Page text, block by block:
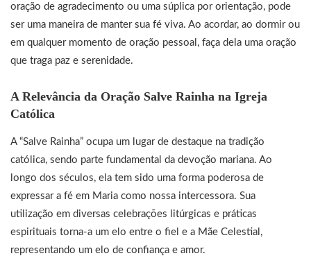
oração de agradecimento ou uma súplica por orientação, pode
ser uma maneira de manter sua fé viva. Ao acordar, ao dormir ou
em qualquer momento de oração pessoal, faça dela uma oração
que traga paz e serenidade.
A Relevância da Oração Salve Rainha na Igreja
Católica
A “Salve Rainha” ocupa um lugar de destaque na tradição
católica, sendo parte fundamental da devoção mariana. Ao
longo dos séculos, ela tem sido uma forma poderosa de
expressar a fé em Maria como nossa intercessora. Sua
utilização em diversas celebrações litúrgicas e práticas
espirituais torna-a um elo entre o fiel e a Mãe Celestial,
representando um elo de confiança e amor.